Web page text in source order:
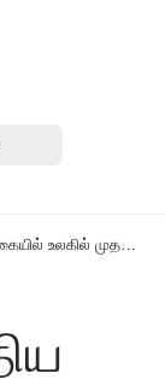
உலகில் முதலிடம்